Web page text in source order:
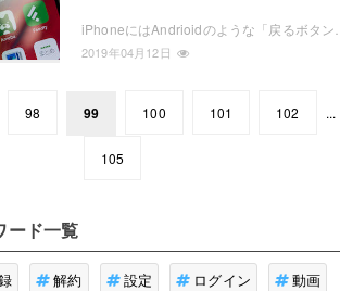
2019年04月12日
98 99 100 101 102 ...
105
ード一覧
解約 設定 ログイン 動画